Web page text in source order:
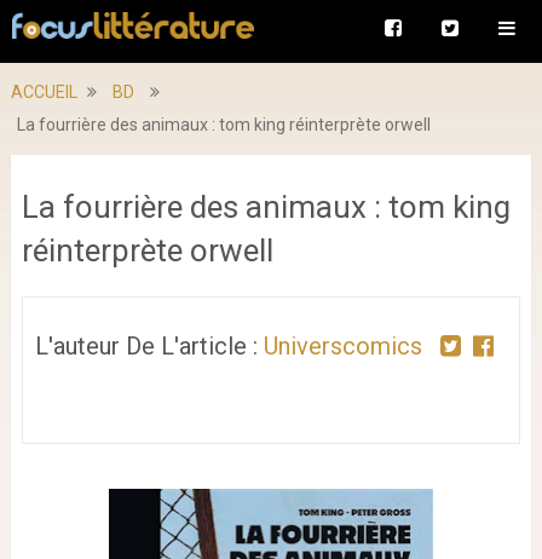
ACCUEIL
BD
La fourrière des animaux : tom king réinterprète orwell
La fourrière des animaux : tom king
réinterprète orwell
L'auteur De L'article : Universcomics